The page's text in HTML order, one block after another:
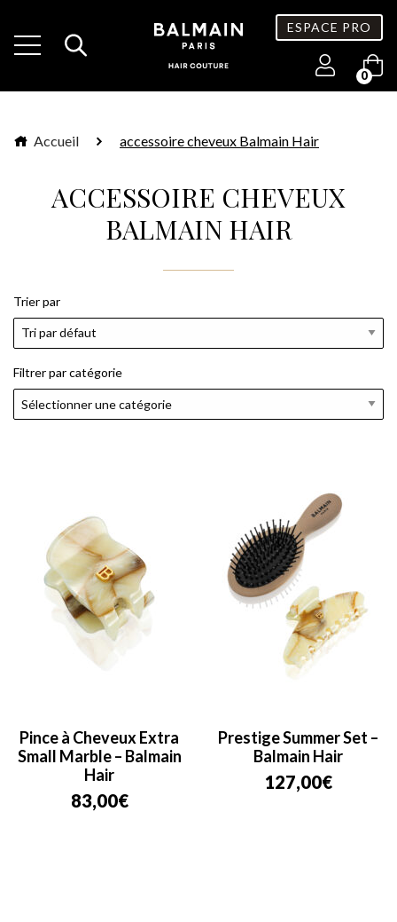
ESPACE PRO
0
Accueil accessoire cheveux Balmain Hair
ACCESSOIRE CHEVEUX
BALMAIN HAIR
Trier par
Filtrer par catégorie
Pince à Cheveux Extra
Small Marble – Balmain
Hair
83,00€
Prestige Summer Set –
Balmain Hair
127,00€